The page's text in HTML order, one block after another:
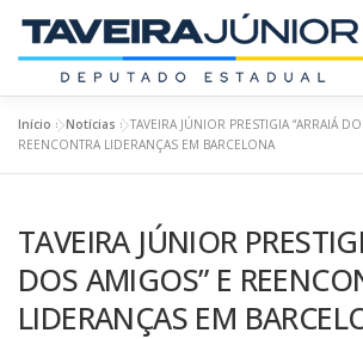
conteúdo
SOBRE O DEPUTADO PROJETOS/
REQUERIMENTOS EMENDAS
REVISTA
Início »Notícias »TAVEIRA JÚNIOR PRESTIGIA “ARRAIÁ
REENCONTRA LIDERANÇAS EM BARCELONA
TAVEIRA JÚNIOR
DOS AMIGOS” E
LIDERANÇAS EM